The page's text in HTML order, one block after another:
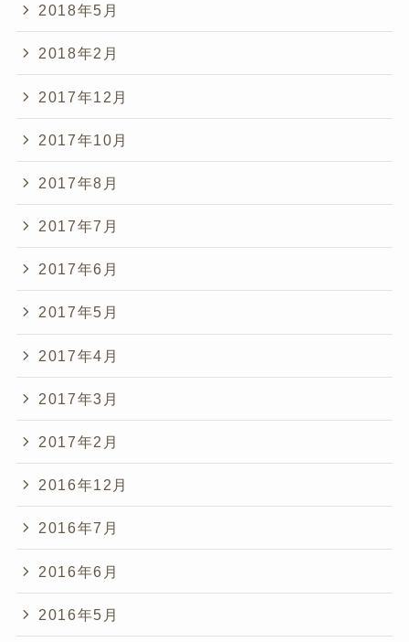
2018年5月
2018年2月
2017年12月
2017年10月
2017年8月
2017年7月
2017年6月
2017年5月
2017年4月
2017年3月
2017年2月
2016年12月
2016年7月
2016年6月
2016年5月